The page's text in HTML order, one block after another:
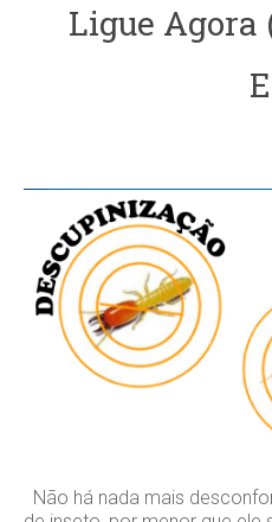
Ligue Agora
Não há nada mais